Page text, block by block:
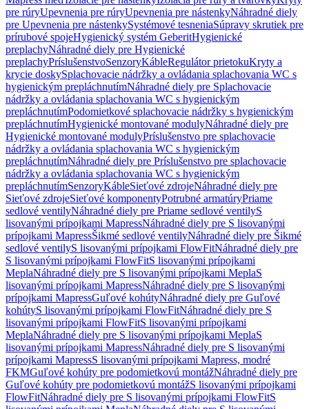
pre rúryUpevnenia pre rúryUpevnenia pre nástenkyNáhradné diely
pre Upevnenia pre nástenkySystémové tesneniaSúpravy skrutiek pre
prírubové spojeHygienický systém GeberitHygienické
preplachyNáhradné diely pre Hygienické
preplachyPríslušenstvoSenzoryKábleRegulátor prietokuKryty a
krycie doskySplachovacie nádržky a ovládania splachovania WC s
hygienickým prepláchnutímNáhradné diely pre Splachovacie
nádržky a ovládania splachovania WC s hygienickým
prepláchnutímPodomietkové splachovacie nádržky s hygienickým
prepláchnutímHygienické montované modulyNáhradné diely pre
Hygienické montované modulyPríslušenstvo pre splachovacie
nádržky a ovládania splachovania WC s hygienickým
prepláchnutímNáhradné diely pre Príslušenstvo pre splachovacie
nádržky a ovládania splachovania WC s hygienickým
prepláchnutímSenzoryKábleSieťové zdrojeNáhradné diely pre
Sieťové zdrojeSieťové komponentyPotrubné armatúryPriame
sedlové ventilyNáhradné diely pre Priame sedlové ventilyS
lisovanými prípojkami MapressNáhradné diely pre S lisovanými
prípojkami MapressŠikmé sedlové ventilyNáhradné diely pre Šikmé
sedlové ventilyS lisovanými prípojkami FlowFitNáhradné diely pre
S lisovanými prípojkami FlowFitS lisovanými prípojkami
MeplaNáhradné diely pre S lisovanými prípojkami MeplaS
lisovanými prípojkami MapressNáhradné diely pre S lisovanými
prípojkami MapressGuľové kohútyNáhradné diely pre Guľové
kohútyS lisovanými prípojkami FlowFitNáhradné diely pre S
lisovanými prípojkami FlowFitS lisovanými prípojkami
MeplaNáhradné diely pre S lisovanými prípojkami MeplaS
lisovanými prípojkami MapressNáhradné diely pre S lisovanými
prípojkami MapressS lisovanými prípojkami Mapress, modré
FKMGuľové kohúty pre podomietkovú montážNáhradné diely pre
Guľové kohúty pre podomietkovú montážS lisovanými prípojkami
FlowFitNáhradné diely pre S lisovanými prípojkami FlowFitS